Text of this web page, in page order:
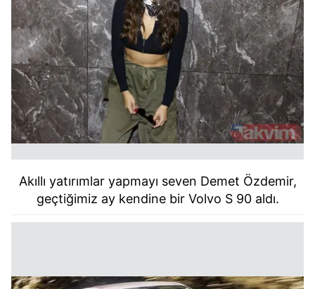
Akıllı yatırımlar yapmayı seven Demet Özdemir,
geçtiğimiz ay kendine bir Volvo S 90 aldı.